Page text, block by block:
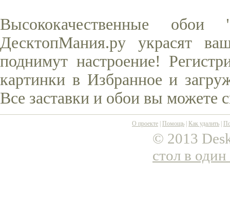
Высококачественные
ДесктопМания.ру украсят
поднимут настроение!
картинки в Избранное и
Все заставки и обои вы можете
О проекте Помощь Как удалить
© 2013
стол в